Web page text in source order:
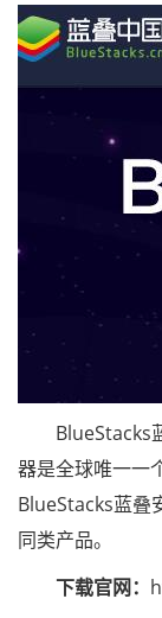
BlueStacks蓝
器是全球唯一一
BlueStacks蓝叠
同类产品。
下载官网：